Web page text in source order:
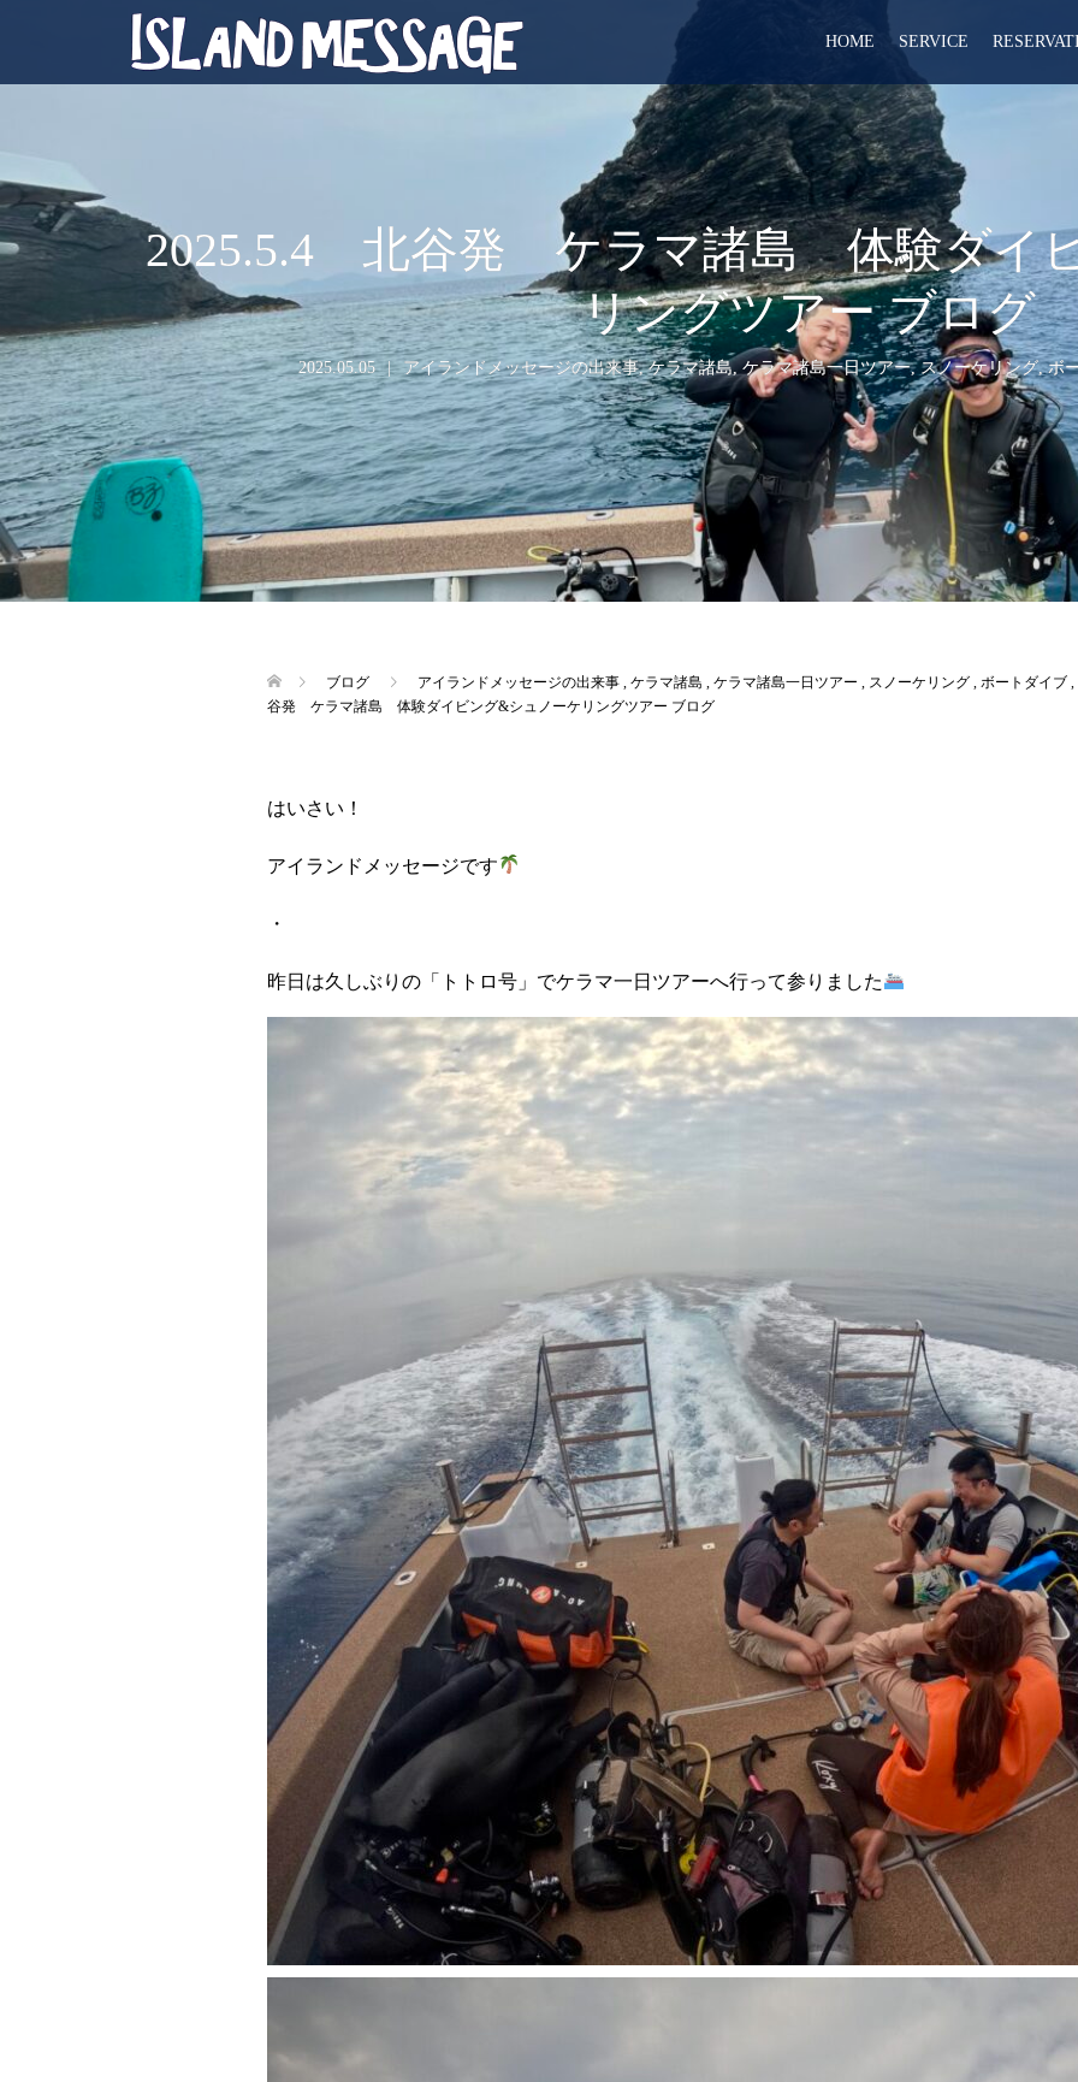
HOME SERVICE
2025.5.4 北谷発 ケラマ諸島 体験ダイ
リングツアー ブログ
2025.05.05 アイランドメッセージの出来事,ケラマ諸島,ケラマ諸島一日ツアー,スノーケリング,ボ
ブログ アイランドメッセージの出来事 ケラマ諸島 ケラマ諸島一日ツアー スノーケリング ボートダイブ
谷発 ケラマ諸島 体験ダイビング&シュノーケリングツアー ブログ
はいさい！
アイランドメッセージです
・
昨日は久しぶりの「トトロ号」でケラマ一日ツアーへ行って参りました